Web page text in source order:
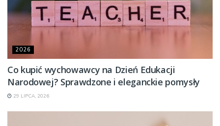
2026
Co kupić wychowawcy na Dzień Edukacji
Narodowej? Sprawdzone i eleganckie pomysły
29 LIPCA, 2026